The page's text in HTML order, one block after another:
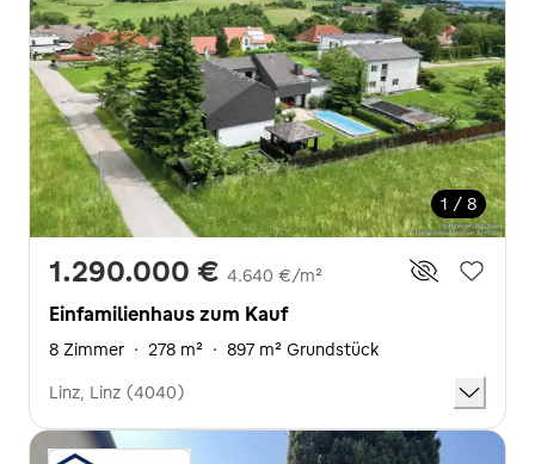
1 / 8
1.290.000 € 4.640 €/m²
Einfamilienhaus zum Kauf
8 Zimmer · 278 m² · 897 m² Grundstück
Linz, Linz (4040)